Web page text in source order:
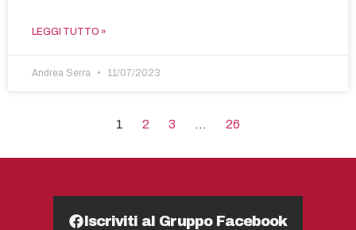
LEGGI TUTTO »
Andrea Serra 11/07/2023
1 2 3 … 26
Iscriviti al Gruppo Facebook